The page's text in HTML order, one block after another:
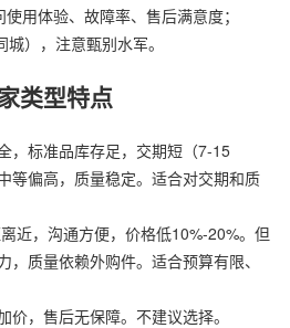
用体验、故障率、售后满意度；
），注意甄别水军。
类型特点
，标准品库存足，交期短（7-15
等偏高，质量稳定。适合对交期和质
近，沟通方便，价格低10%-20%。但
质量依赖外购件。适合预算有限、
价，售后无保障。不建议选择。